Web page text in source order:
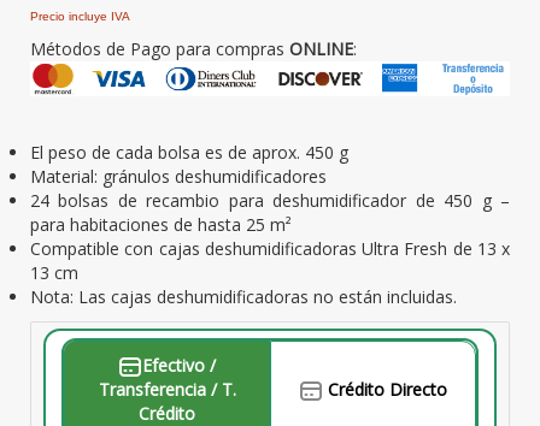
Precio incluye IVA
Métodos de Pago para compras ONLINE:
El peso de cada bolsa es de aprox. 450 g
Material: gránulos deshumidificadores
24 bolsas de recambio para deshumidificador de 450 g –
para habitaciones de hasta 25 m²
Compatible con cajas deshumidificadoras Ultra Fresh de 13 x
13 cm
Nota: Las cajas deshumidificadoras no están incluidas.
Efectivo /
Transferencia / T.
Crédito
Crédito Directo